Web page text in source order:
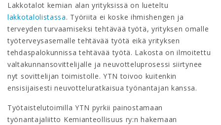
Lakkotalot kemian alan yrityksissä on lueteltu
lakkotalolistassa. Työriita ei koske ihmishengen ja
terveyden turvaamiseksi tehtävää työtä, yrityksen omalle
työterveysasemalle tehtävää työtä eikä yrityksen
tehdaspalokunnissa tehtävää työtä. Lakosta on ilmoitettu
valtakunnansovittelijalle ja neuvotteluprosessi siirtynee
nyt sovittelijan toimistolle. YTN toivoo kuitenkin
ensisijaisesti neuvotteluratkaisua työnantajan kanssa.
Työtaistelutoimilla YTN pyrkii painostamaan
työnantajaliitto Kemianteollisuus ry:n hakemaan